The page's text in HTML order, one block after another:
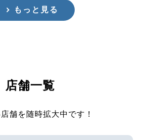
もっと見る
店舗一覧
舗を随時拡大中です！